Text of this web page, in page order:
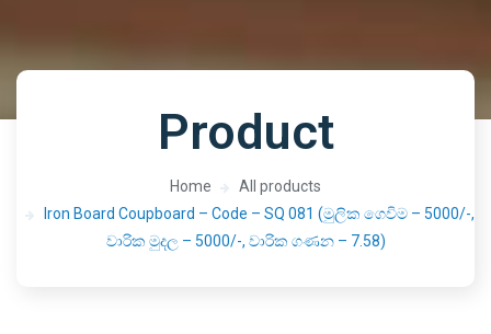
Product
Home
All products
Iron Board Coupboard – Code – SQ 081 (මුලික ගෙවිම – 5000/-,
වාරික මුදල – 5000/-, වාරික ගණන – 7.58)